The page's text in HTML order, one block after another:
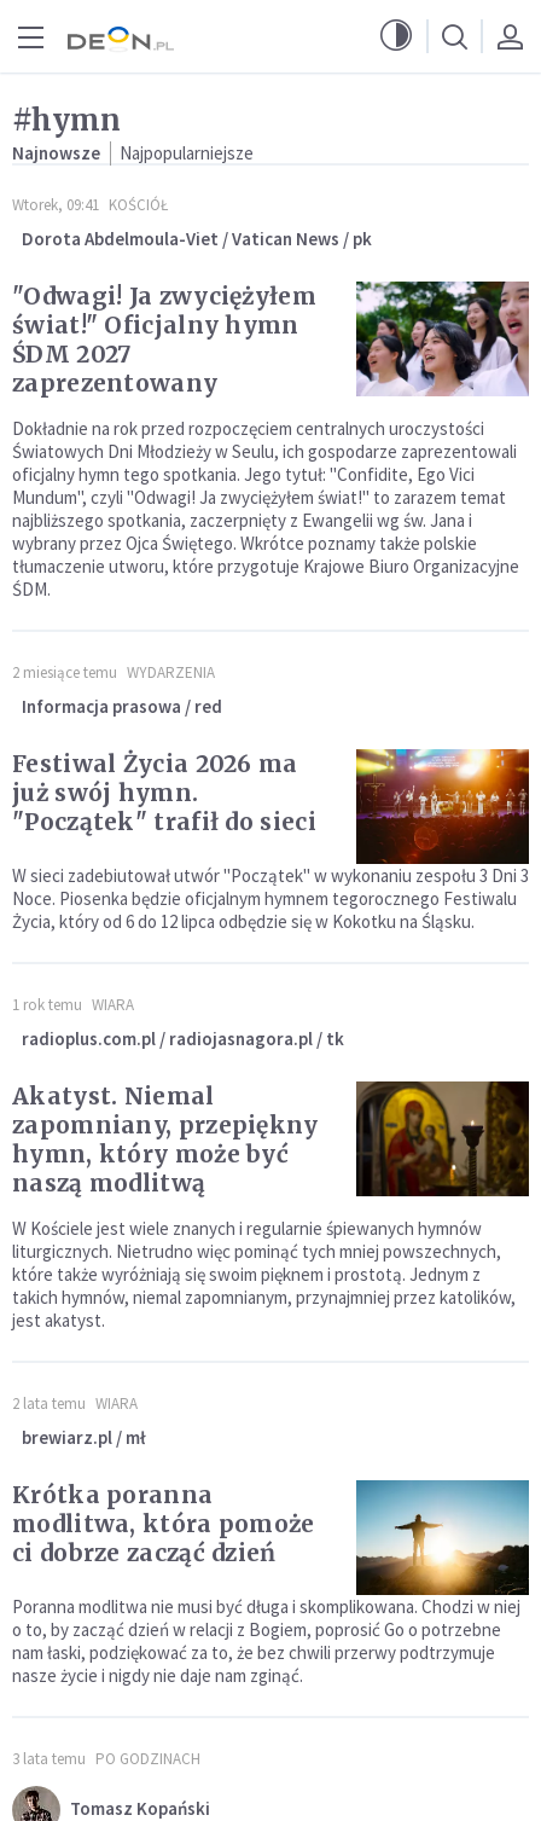
#hymn
Najnowsze Najpopularniejsze
Wtorek, 09:41 KOŚCIÓŁ
Dorota Abdelmoula-Viet / Vatican News / pk
"Odwagi! Ja zwyciężyłem
świat!" Oficjalny hymn
ŚDM 2027
zaprezentowany
Dokładnie na rok przed rozpoczęciem centralnych uroczystości
Światowych Dni Młodzieży w Seulu, ich gospodarze zaprezentowali
oficjalny hymn tego spotkania. Jego tytuł: "Confidite, Ego Vici
Mundum", czyli "Odwagi! Ja zwyciężyłem świat!" to zarazem temat
najbliższego spotkania, zaczerpnięty z Ewangelii wg św. Jana i
wybrany przez Ojca Świętego. Wkrótce poznamy także polskie
tłumaczenie utworu, które przygotuje Krajowe Biuro Organizacyjne
ŚDM.
2 miesiące temu WYDARZENIA
Informacja prasowa / red
Festiwal Życia 2026 ma
już swój hymn.
"Początek" trafił do sieci
W sieci zadebiutował utwór "Początek" w wykonaniu zespołu 3 Dni 3
Noce. Piosenka będzie oficjalnym hymnem tegorocznego Festiwalu
Życia, który od 6 do 12 lipca odbędzie się w Kokotku na Śląsku.
1 rok temu WIARA
radioplus.com.pl / radiojasnagora.pl / tk
Akatyst. Niemal
zapomniany, przepiękny
hymn, który może być
naszą modlitwą
W Kościele jest wiele znanych i regularnie śpiewanych hymnów
liturgicznych. Nietrudno więc pominąć tych mniej powszechnych,
które także wyróżniają się swoim pięknem i prostotą. Jednym z
takich hymnów, niemal zapomnianym, przynajmniej przez katolików,
jest akatyst.
2 lata temu WIARA
brewiarz.pl / mł
Krótka poranna
modlitwa, która pomoże
ci dobrze zacząć dzień
Poranna modlitwa nie musi być długa i skomplikowana. Chodzi w niej
o to, by zacząć dzień w relacji z Bogiem, poprosić Go o potrzebne
nam łaski, podziękować za to, że bez chwili przerwy podtrzymuje
nasze życie i nigdy nie daje nam zginąć.
3 lata temu PO GODZINACH
Tomasz Kopański